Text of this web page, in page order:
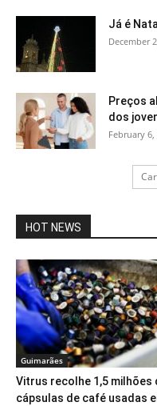
Já é
December
Preços
dos
February 6,
HOT NEWS
Guimarães
Vitrus recolhe 1,5 milhões
cápsulas de café usadas